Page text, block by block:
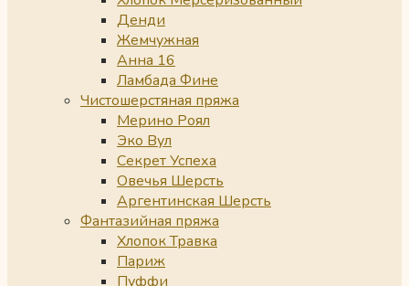
Денди
Жемчужная
Анна 16
Ламбада Фине
Чистошерстяная пряжа
Мерино Роял
Эко Вул
Секрет Успеха
Овечья Шерсть
Аргентинская Шерсть
Фантазийная пряжа
Хлопок Травка
Париж
Пуффи